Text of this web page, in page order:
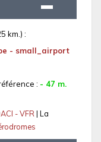
km.) :
- small_airport
: - 47 m.
- VFR| La